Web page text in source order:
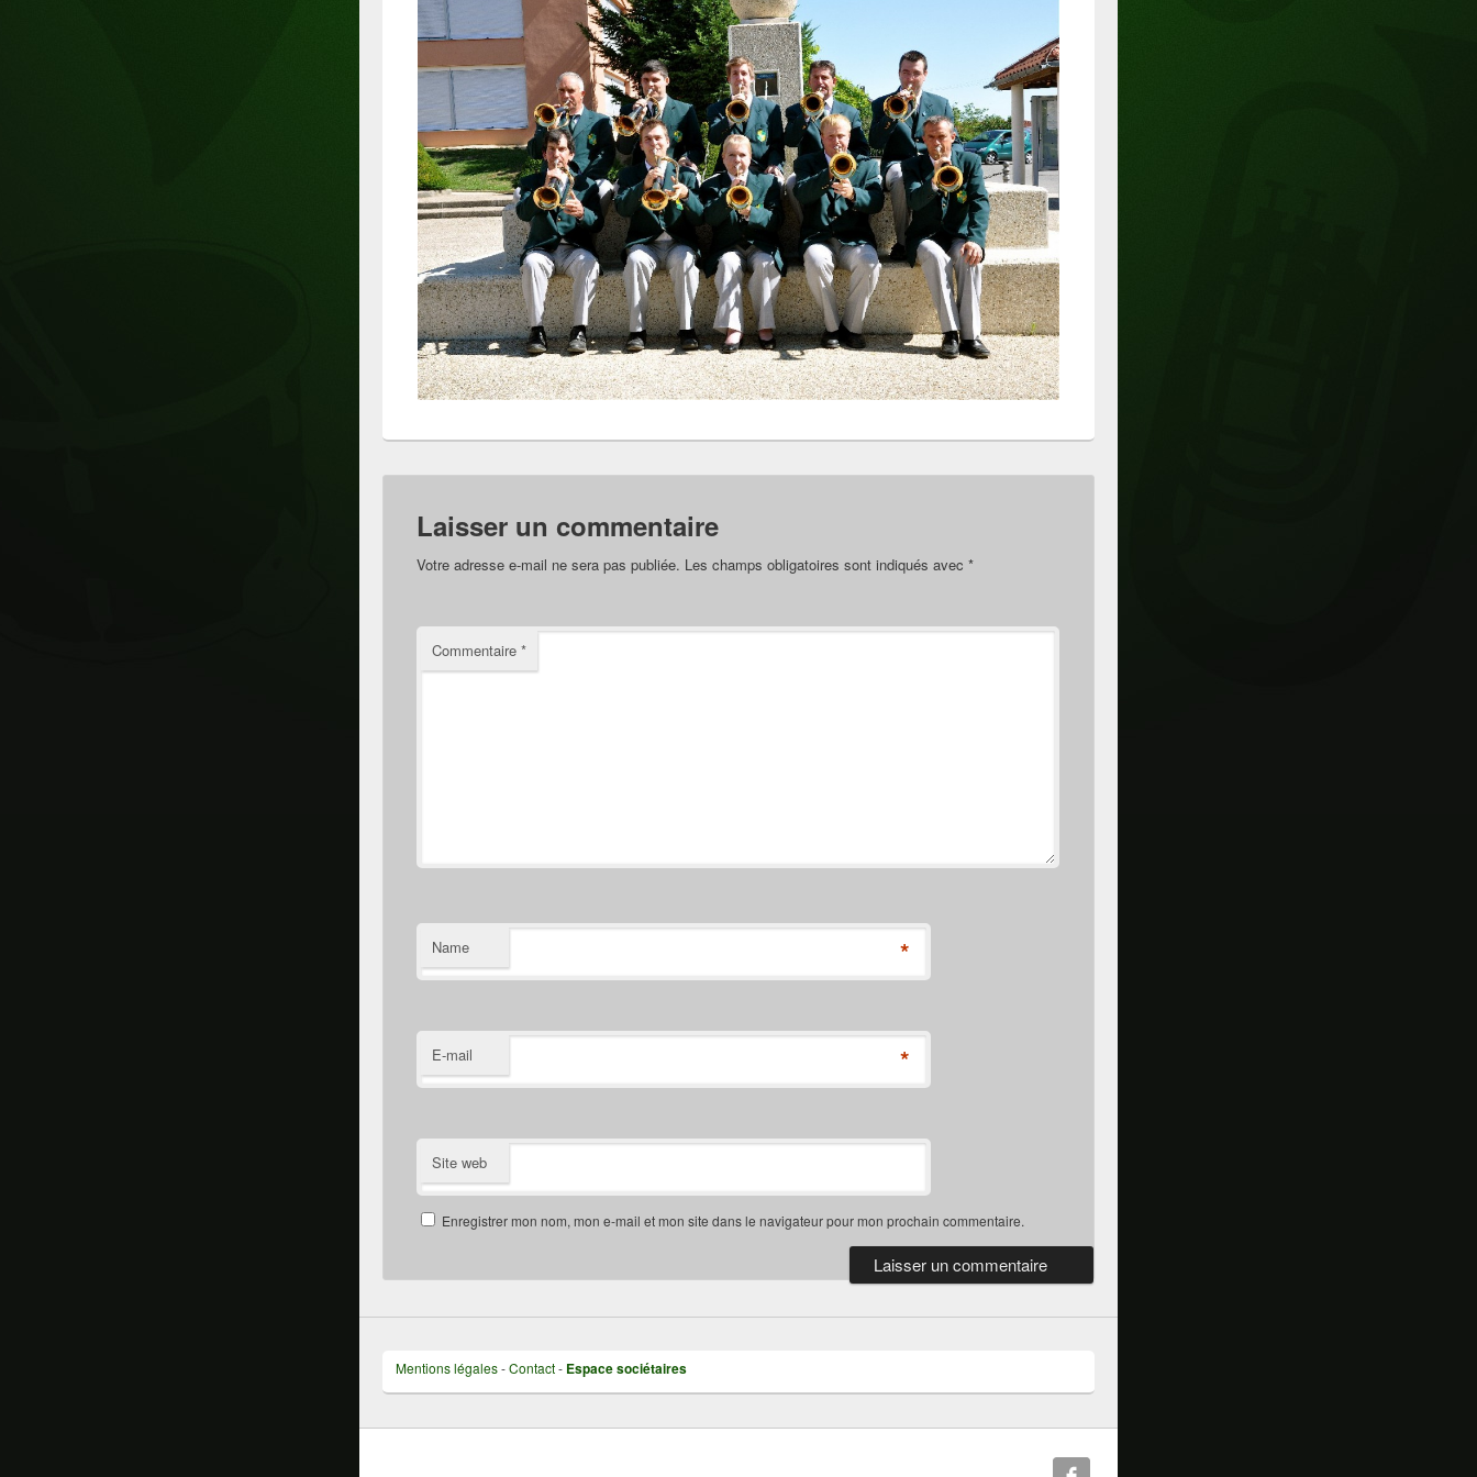
Laisser un commentaire
Votre adresse e-mail ne sera pas publiée. Les champs obligatoires sont indiqués avec *
Commentaire *
Name *
E-mail *
Site web
Enregistrer mon nom, mon e-mail et mon site dans le navigateur pour mon prochain commentaire.
Mentions légales-Contact- Espace sociétaires